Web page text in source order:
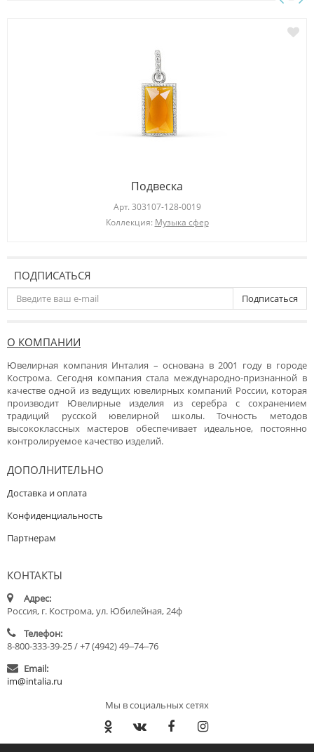
Подвеска
Арт. 303107-128-0019
Коллекция: Музыка сфер
ПОДПИСАТЬСЯ
Подписаться
О КОМПАНИИ
Ювелирная компания Инталия – основана в 2001 году в городе
Кострома. Сегодня компания стала международно-признанной в
качестве одной из ведущих ювелирных компаний России, которая
производит Ювелирные изделия из серебра с сохранением
традиций русской ювелирной школы. Точность методов
высококлассных мастеров обеспечивает идеальное, постоянно
контролируемое качество изделий.
ДОПОЛНИТЕЛЬНО
Доставка и оплата
Конфиденциальность
Партнерам
КОНТАКТЫ
Адрес:
Россия, г. Кострома, ул. Юбилейная, 24ф
Телефон:
8-800-333-39-25 / +7 (4942) 49‒74‒76
Email:
im@intalia.ru
Мы в социальных сетях